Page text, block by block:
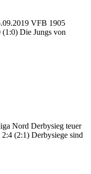
VFB 1905
Die Jungs von
Nord Derbysieg teuer
(2:1) Derbysiege sind